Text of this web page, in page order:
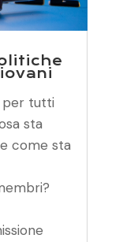
per tutti
sta
come sta